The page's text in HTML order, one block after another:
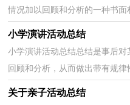
情况加以回顾和分析的一种书
一起认真地写一份总结吧。那么
小学演讲活动总结
小学演讲活动总结总结是事后
回顾和分析，从而做出带有规
言组织能力，不如立即行动起来
关于亲子活动总结